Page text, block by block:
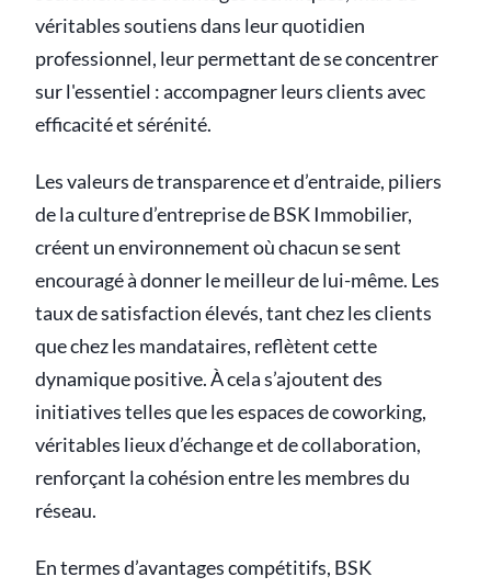
véritables soutiens dans leur quotidien
professionnel, leur permettant de se concentrer
sur l'essentiel : accompagner leurs clients avec
efficacité et sérénité.
Les valeurs de transparence et d’entraide, piliers
de la culture d’entreprise de BSK Immobilier,
créent un environnement où chacun se sent
encouragé à donner le meilleur de lui-même. Les
taux de satisfaction élevés, tant chez les clients
que chez les mandataires, reflètent cette
dynamique positive. À cela s’ajoutent des
initiatives telles que les espaces de coworking,
véritables lieux d’échange et de collaboration,
renforçant la cohésion entre les membres du
réseau.
En termes d’avantages compétitifs, BSK